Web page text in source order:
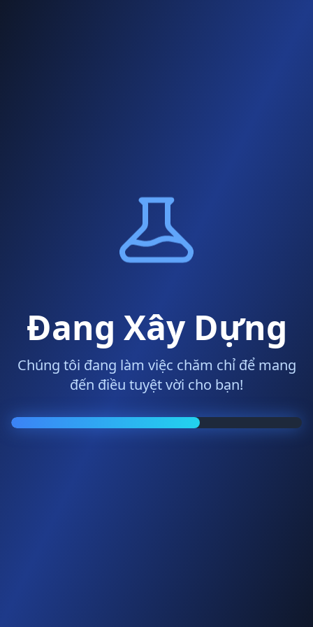
Đang Xây Dựng
Chúng tôi đang làm việc chăm chỉ để mang
đến điều tuyệt vời cho bạn!